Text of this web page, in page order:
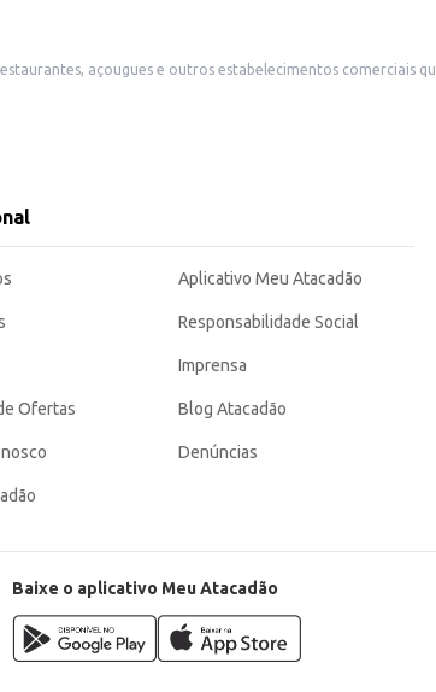
açougues e outros estabelecimentos comerciais
Ofertas
Aplicativo Meu Atacadão
Responsabilidade Social
Imprensa
Blog Atacadão
Denúncias
Baixe o aplicativo Meu Atacadão